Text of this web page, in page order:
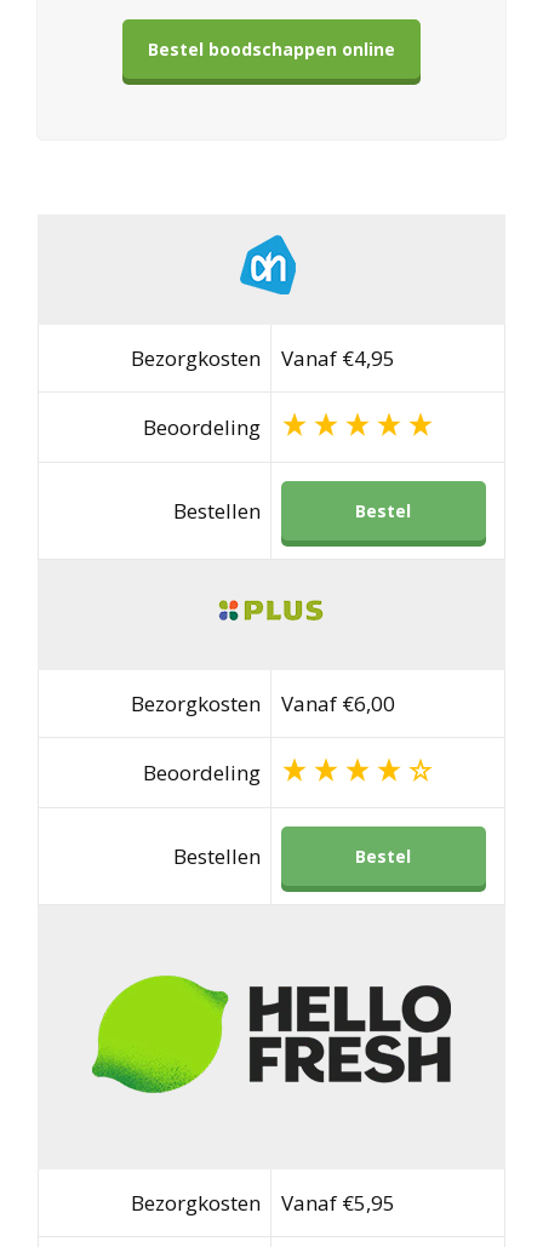
Bestel boodschappen online
Bezorgkosten Vanaf €4,95
Beoordeling
Bestellen Bestel
Bezorgkosten Vanaf €6,00
Beoordeling
Bestellen Bestel
Bezorgkosten Vanaf €5,95